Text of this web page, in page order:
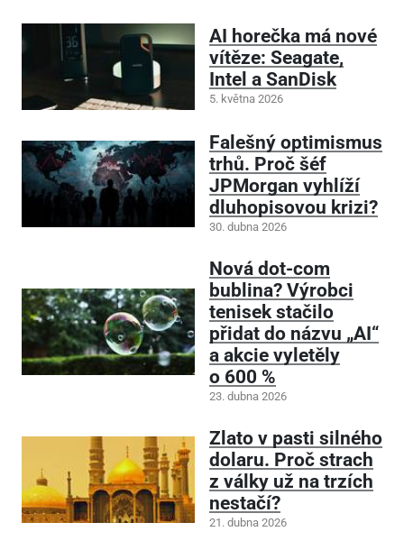
AI horečka má nové
vítěze: Seagate,
Intel a SanDisk
5. května 2026
Falešný optimismus
trhů. Proč šéf
JPMorgan vyhlíží
dluhopisovou krizi?
30. dubna 2026
Nová dot-com
bublina? Výrobci
tenisek stačilo
přidat do názvu „AI“
a akcie vyletěly
o 600 %
23. dubna 2026
Zlato v pasti silného
dolaru. Proč strach
z války už na trzích
nestačí?
21. dubna 2026